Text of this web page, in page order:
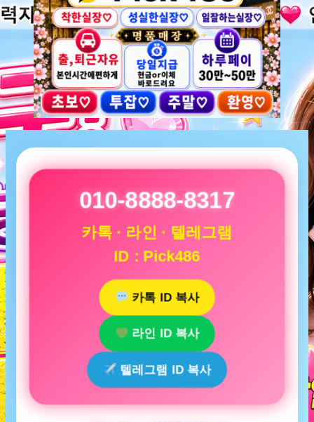
010-8888-8317
카톡 · 라인 · 텔레그램
ID : Pick486
카톡 ID 복사
라인 ID 복사
텔레그램 ID 복사